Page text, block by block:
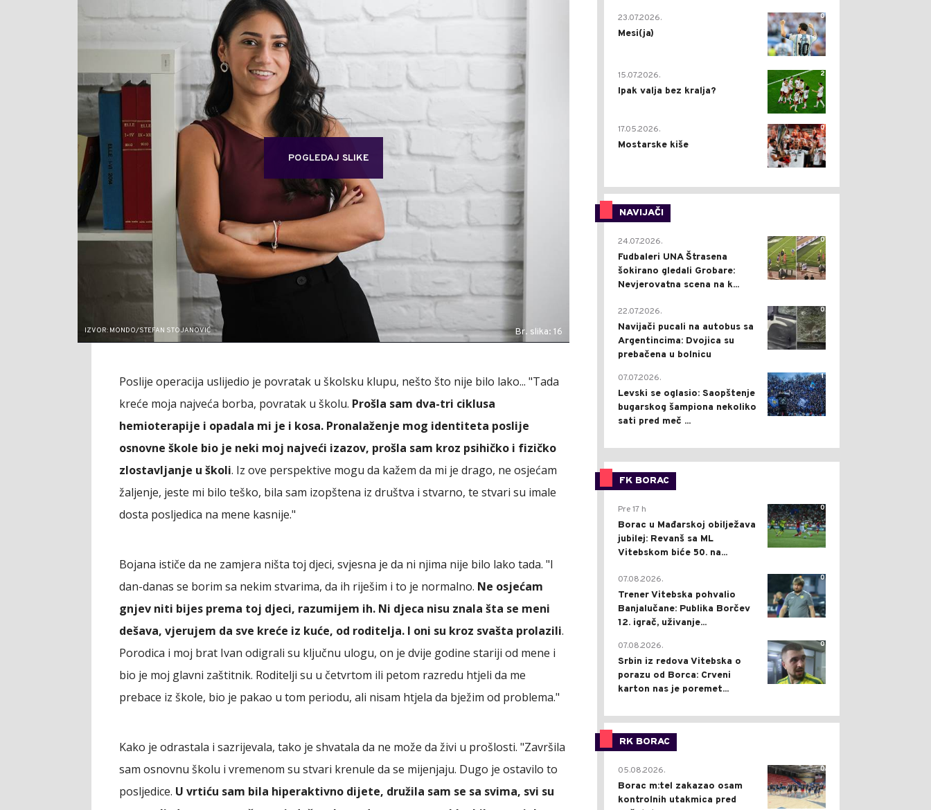
POGLEDAJ SLIKE
IZVOR: MONDO/STEFAN STOJANOVIĆ Br. slika: 16
Poslije operacija uslijedio je povratak u školsku klupu, nešto što nije bilo lako... "Tada
kreće moja najveća borba, povratak u školu. Prošla sam dva-tri ciklusa
hemioterapije i opadala mi je i kosa. Pronalaženje mog identiteta poslije
osnovne škole bio je neki moj najveći izazov, prošla sam kroz psihičko i fizičko
zlostavljanje u školi. Iz ove perspektive mogu da kažem da mi je drago, ne osjećam
žaljenje, jeste mi bilo teško, bila sam izopštena iz društva i stvarno, te stvari su imale
dosta posljedica na mene kasnije."
Bojana ističe da ne zamjera ništa toj djeci, svjesna je da ni njima nije bilo lako tada. "I
dan-danas se borim sa nekim stvarima, da ih riješim i to je normalno. Ne osjećam
gnjev niti bijes prema toj djeci, razumijem ih. Ni djeca nisu znala šta se meni
dešava, vjerujem da sve kreće iz kuće, od roditelja. I oni su kroz svašta prolazili.
Porodica i moj brat Ivan odigrali su ključnu ulogu, on je dvije godine stariji od mene i
bio je moj glavni zaštitnik. Roditelji su u četvrtom ili petom razredu htjeli da me
prebace iz škole, bio je pakao u tom periodu, ali nisam htjela da bježim od problema."
Kako je odrastala i sazrijevala, tako je shvatala da ne može da živi u prošlosti. "Završila
sam osnovnu školu i vremenom su stvari krenule da se mijenjaju. Dugo je ostavilo to
posljedice. U vrtiću sam bila hiperaktivno dijete, družila sam se sa svima, svi su
0
23.07.2026.
Mesi(ja)
2
15.07.2026.
Ipak valja bez kralja?
0
17.05.2026.
Mostarske kiše
NAVIJAČI
0
24.07.2026.
Fudbaleri UNA Štrasena
šokirano gledali Grobare:
Nevjerovatna scena na k...
0
22.07.2026.
Navijači pucali na autobus sa
Argentincima: Dvojica su
prebačena u bolnicu
1
07.07.2026.
Levski se oglasio: Saopštenje
bugarskog šampiona nekoliko
sati pred meč ...
FK BORAC
0
Pre 17 h
Borac u Mađarskoj obilježava
jubilej: Revanš sa ML
Vitebskom biće 50. na...
0
07.08.2026.
Trener Vitebska pohvalio
Banjalučane: Publika Borčev
12. igrač, uživanje...
0
07.08.2026.
Srbin iz redova Vitebska o
porazu od Borca: Crveni
karton nas je poremet...
RK BORAC
0
05.08.2026.
Borac m:tel zakazao osam
kontrolnih utakmica pred